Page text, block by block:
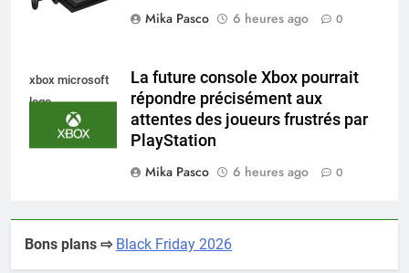
Mika Pasco
6 heures ago 0
xbox microsoft
logo
La future console Xbox pourrait
répondre précisément aux
attentes des joueurs frustrés par
PlayStation
Mika Pasco
6 heures ago 0
Bons plans ⇨ Black Friday 2026